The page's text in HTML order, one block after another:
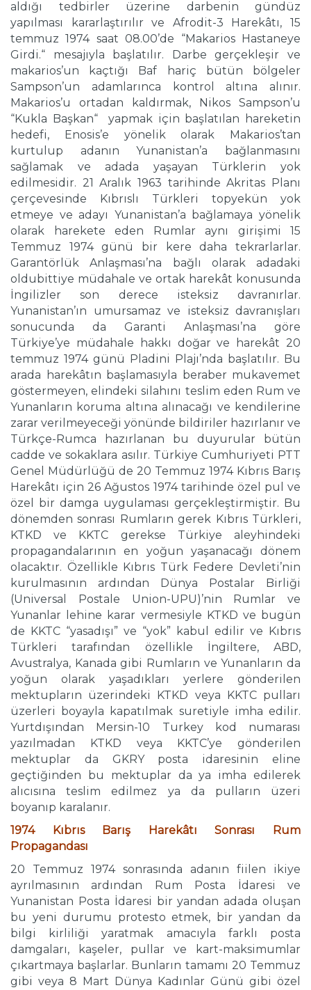
aldığı tedbirler üzerine darbenin gündüz
yapılması kararlaştırılır ve Afrodit-3 Harekâtı, 15
temmuz 1974 saat 08.00’de “Makarios Hastaneye
Girdi.“ mesajıyla başlatılır. Darbe gerçekleşir ve
makarios’un kaçtığı Baf hariç bütün bölgeler
Sampson’un adamlarınca kontrol altına alınır.
Makarios’u ortadan kaldırmak, Nikos Sampson’u
“Kukla Başkan“ yapmak için başlatılan hareketin
hedefi, Enosis’e yönelik olarak Makarios’tan
kurtulup adanın Yunanistan’a bağlanmasını
sağlamak ve adada yaşayan Türklerin yok
edilmesidir. 21 Aralık 1963 tarihinde Akritas Planı
çerçevesinde Kıbrıslı Türkleri topyekün yok
etmeye ve adayı Yunanistan’a bağlamaya yönelik
olarak harekete eden Rumlar aynı girişimi 15
Temmuz 1974 günü bir kere daha tekrarlarlar.
Garantörlük Anlaşması’na bağlı olarak adadaki
oldubittiye müdahale ve ortak harekât konusunda
İngilizler son derece isteksiz davranırlar.
Yunanistan’ın umursamaz ve isteksiz davranışları
sonucunda da Garanti Anlaşması’na göre
Türkiye’ye müdahale hakkı doğar ve harekât 20
temmuz 1974 günü Pladini Plajı’nda başlatılır. Bu
arada harekâtın başlamasıyla beraber mukavemet
göstermeyen, elindeki silahını teslim eden Rum ve
Yunanların koruma altına alınacağı ve kendilerine
zarar verilmeyeceği yönünde bildiriler hazırlanır ve
Türkçe-Rumca hazırlanan bu duyurular bütün
cadde ve sokaklara asılır. Türkiye Cumhuriyeti PTT
Genel Müdürlüğü de 20 Temmuz 1974 Kıbrıs Barış
Harekâtı için 26 Ağustos 1974 tarihinde özel pul ve
özel bir damga uygulaması gerçekleştirmiştir. Bu
dönemden sonrası Rumların gerek Kıbrıs Türkleri,
KTKD ve KKTC gerekse Türkiye aleyhindeki
propagandalarının en yoğun yaşanacağı dönem
olacaktır. Özellikle Kıbrıs Türk Federe Devleti’nin
kurulmasının ardından Dünya Postalar Birliği
(Universal Postale Union-UPU)’nin Rumlar ve
Yunanlar lehine karar vermesiyle KTKD ve bugün
de KKTC “yasadışı” ve “yok” kabul edilir ve Kıbrıs
Türkleri tarafından özellikle İngiltere, ABD,
Avustralya, Kanada gibi Rumların ve Yunanların da
yoğun olarak yaşadıkları yerlere gönderilen
mektupların üzerindeki KTKD veya KKTC pulları
üzerleri boyayla kapatılmak suretiyle imha edilir.
Yurtdışından Mersin-10 Turkey kod numarası
yazılmadan KTKD veya KKTC’ye gönderilen
mektuplar da GKRY posta idaresinin eline
geçtiğinden bu mektuplar da ya imha edilerek
alıcısına teslim edilmez ya da pulların üzeri
boyanıp karalanır.
1974 Kıbrıs Barış Harekâtı Sonrası Rum
Propagandası
20 Temmuz 1974 sonrasında adanın fiilen ikiye
ayrılmasının ardından Rum Posta İdaresi ve
Yunanistan Posta İdaresi bir yandan adada oluşan
bu yeni durumu protesto etmek, bir yandan da
bilgi kirliliği yaratmak amacıyla farklı posta
damgaları, kaşeler, pullar ve kart-maksimumlar
çıkartmaya başlarlar. Bunların tamamı 20 Temmuz
gibi veya 8 Mart Dünya Kadınlar Günü gibi özel